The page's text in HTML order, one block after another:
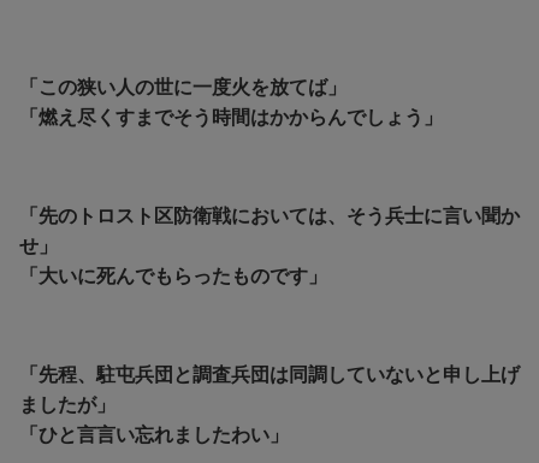
「この狭い人の世に一度火を放てば」
「燃え尽くすまでそう時間はかからんでしょう」
「先のトロスト区防衛戦においては、そう兵士に言い聞か
せ」
「大いに死んでもらったものです」
「先程、駐屯兵団と調査兵団は同調していないと申し上げ
ましたが」
「ひと言言い忘れましたわい」